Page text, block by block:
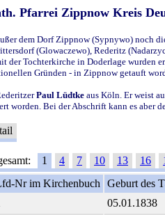
Pfarrei Zippnow Kreis
dem Dorf Zippnow (Sypnywo) noch
(Glowaczewo), Rederitz
Tochterkirche in Doderlage wurden
Gründen - in Zippnow getauft
Paul Lüdtke aus Köln. Er weist
worden. Bei der Abschrift kann es aber
1 4 7 10 13 16
Nr im Kirchenbuch Geburt des
05.01.1838